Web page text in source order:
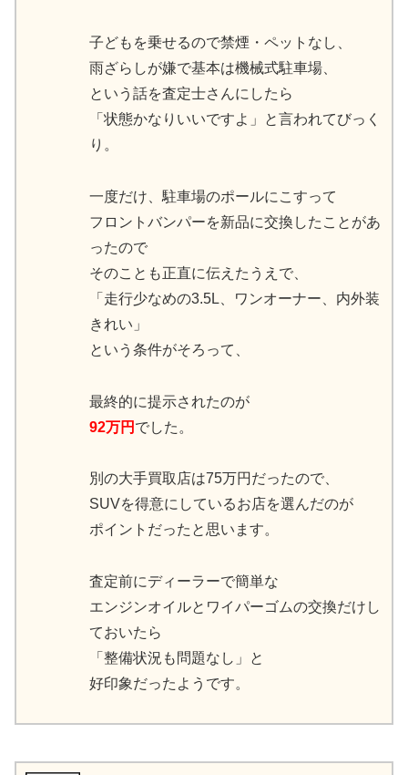
子どもを乗せるので禁煙・ペットなし、
雨ざらしが嫌で基本は機械式駐車場、
という話を査定士さんにしたら
「状態かなりいいですよ」と言われてびっく
り。
一度だけ、駐車場のポールにこすって
フロントバンパーを新品に交換したことがあ
ったので
そのことも正直に伝えたうえで、
「走行少なめの3.5L、ワンオーナー、内外装
きれい」
という条件がそろって、
最終的に提示されたのが
92万円 でした。
別の大手買取店は75万円だったので、
SUVを得意にしているお店を選んだのが
ポイントだったと思います。
査定前にディーラーで簡単な
エンジンオイルとワイパーゴムの交換だけし
ておいたら
「整備状況も問題なし」と
好印象だったようです。